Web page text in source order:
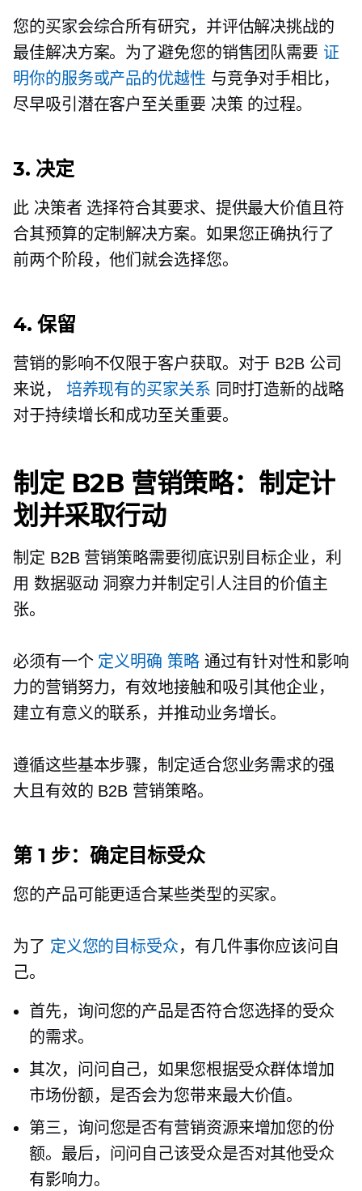
您的买家会综合所有研究，并评估解决挑战的
最佳解决方案。为了避免您的销售团队需要 证
明你的服务或产品的优越性 与竞争对手相比，
尽早吸引潜在客户至关重要 决策 的过程。
3. 决定
此 决策者 选择符合其要求、提供最大价值且符
合其预算的定制解决方案。如果您正确执行了
前两个阶段，他们就会选择您。
4. 保留
营销的影响不仅限于客户获取。对于 B2B 公司
来说， 培养现有的买家关系 同时打造新的战略
对于持续增长和成功至关重要。
制定 B2B 营销策略：制定计
划并采取行动
制定 B2B 营销策略需要彻底识别目标企业，利
用 数据驱动 洞察力并制定引人注目的价值主
张。
必须有一个 定义明确 策略通过有针对性和影响
力的营销努力，有效地接触和吸引其他企业，
建立有意义的联系，并推动业务增长。
遵循这些基本步骤，制定适合您业务需求的强
大且有效的 B2B 营销策略。
第 1 步：确定目标受众
您的产品可能更适合某些类型的买家。
为了 定义您的目标受众，有几件事你应该问自
己。
首先，询问您的产品是否符合您选择的受众
的需求。
其次，问问自己，如果您根据受众群体增加
市场份额，是否会为您带来最大价值。
第三，询问您是否有营销资源来增加您的份
额。最后，问问自己该受众是否对其他受众
有影响力。